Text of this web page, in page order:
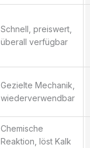
Schnell, preiswert,
überall verfügbar
Gezielte Mechanik,
wiederverwendbar
Chemische
Reaktion, löst Kalk